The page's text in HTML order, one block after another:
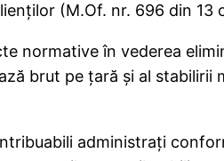
(M.Of. nr. 696 din 13
normative în vederea
brut pe ţară şi al stabilirii
administraţi